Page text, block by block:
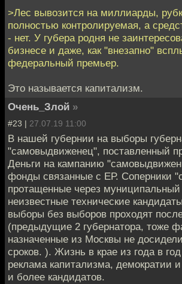
>Лес вывозится на миллиарды,
полностью контролируемая, а
- нет. У губера родня не
бизнесе и даже, как "внезапно"
федеральный премьер.
Это называется капитализм.
Очень_Злой »
#23 | 27.07.19 11:00
В нашей губернии на выборы
"самовыдвиженец", поставленный
Деньги на кампанию
фонды связанные с ЕР. Соперники
протащенные через
неизвестные технические
выборы без выборов проходят
(предыдущие 2 губернатора, тоже
назначенные из Москвы не
сроков. ). Жизнь в крае из года в
реклама капитализма, демократии
и более кандидатов.